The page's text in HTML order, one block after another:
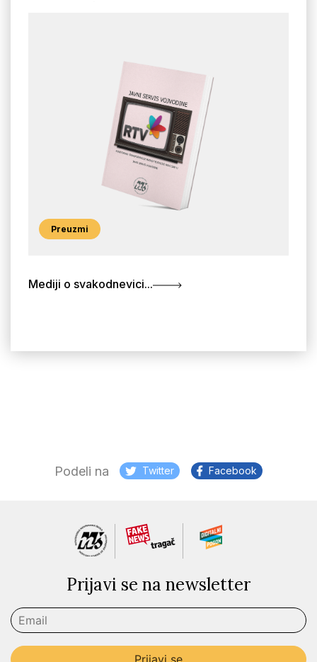
Podeli na Twitter Facebook
Preuzmi
Mediji o svakodnevici...
Prijavi se na newsletter